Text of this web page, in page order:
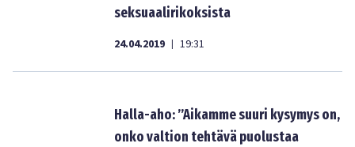
seksuaalirikoksista
24.04.2019 | 19:31
Halla-aho: ”Aikamme suuri kysymys on,
onko valtion tehtävä puolustaa